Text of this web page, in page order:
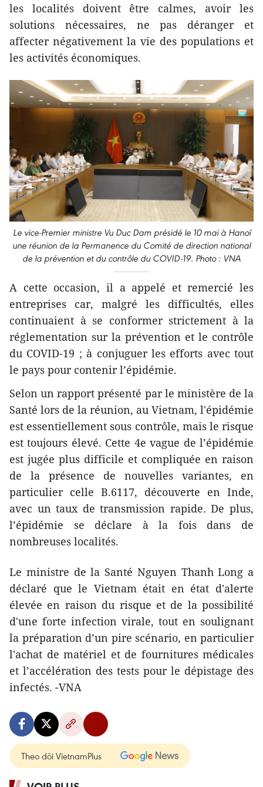
les localités doivent être calmes, avoir les
solutions nécessaires, ne pas déranger et
affecter négativement la vie des populations et
les activités économiques.
Le vice-Premier ministre Vu Duc Dam présidé le 10 mai à Hanoï
une réunion de la Permanence du Comité de direction national
de la prévention et du contrôle du COVID-19. Photo : VNA
A cette occasion, il a appelé et remercié les
entreprises car, malgré les difficultés, elles
continuaient à se conformer strictement à la
réglementation sur la prévention et le contrôle
du COVID-19 ; à conjuguer les efforts avec tout
le pays pour contenir l’épidémie.
Selon un rapport présenté par le ministère de la
Santé lors de la réunion, au Vietnam, l'épidémie
est essentiellement sous contrôle, mais le risque
est toujours élevé. Cette 4e vague de l’épidémie
est jugée plus difficile et compliquée en raison
de la présence de nouvelles variantes, en
particulier celle B.6117, découverte en Inde,
avec un taux de transmission rapide. De plus,
l’épidémie se déclare à la fois dans de
nombreuses localités.
Le ministre de la Santé Nguyen Thanh Long a
déclaré que le Vietnam était en état d'alerte
élevée en raison du risque et de la possibilité
d'une forte infection virale, tout en soulignant
la préparation d’un pire scénario, en particulier
l'achat de matériel et de fournitures médicales
et l’accélération des tests pour le dépistage des
infectés. -VNA
Theo dõi VietnamPlus